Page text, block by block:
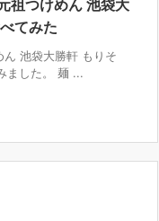
祖つけめん 池袋大
てみた
ん 池袋大勝軒 もりそ
ました。 麺 ...